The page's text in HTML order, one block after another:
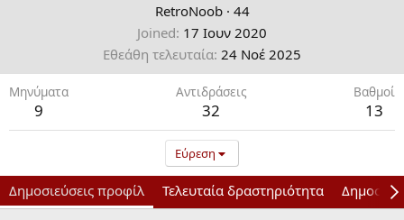
RetroNoob · 44
Joined 17 Ιουν 2020
Εθεάθη τελευταία 24 Νοέ 2025
Μηνύματα
9
Αντιδράσεις
32
Bαθμοί
13
Εύρεση
Δημοσιεύσεις προφίλ Τελευταία δραστηριότητα